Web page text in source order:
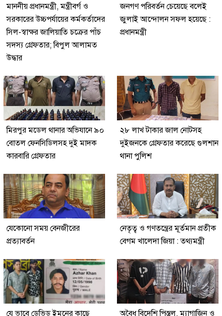
মাননীয় প্রধানমন্ত্রী, মন্ত্রীবর্গ ও
সরকারের উচ্চপর্যায়ের কর্মকর্তাদের
সিল-স্বাক্ষর জালিয়াতি চক্রের পাঁচ
সদস্য গ্রেফতার; বিপুল আলামত
উদ্ধার
জনগণ পরিবর্তন চেয়েছে বলেই
জুলাই আন্দোলন সফল হয়েছে :
প্রধানমন্ত্রী
মিরপুর মডেল থানার অভিযানে ৯০
বোতল ফেনসিডিলসহ দুই মাদক
কারবারি গ্রেফতার
২৮ লাখ টাকার জাল নোটসহ
দুইজনকে গ্রেফতার করেছে গুলশান
থানা পুলিশ
যেকোনো সময় বেনজীরের
প্রত্যাবর্তন
নেতৃত্ব ও গণতন্ত্রের মূর্তমান প্রতীক
বেগম খালেদা জিয়া : তথ্যমন্ত্রী
যে ভাবে ডেভিড ইমনের কাছে
অবৈধ বিদেশি পিস্তল, ম্যাগাজিন ও